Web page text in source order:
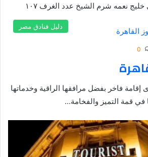
دليل فنادق مصر
0
إقامة فاخر بفضل مرافقها الراقية وخدماتها
في قمة التميز والفخامة...